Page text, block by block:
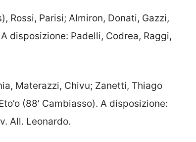
Rossi, Parisi; Almiron, Donati, Gazzi,
disposizione: Padelli, Codrea, Raggi,
Materazzi, Chivu; Zanetti, Thiago
(88′ Cambiasso). A disposizione:
All. Leonardo.